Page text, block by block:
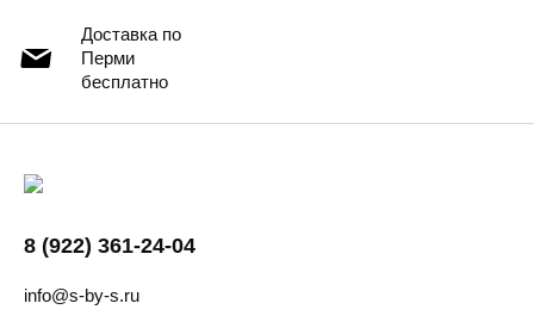
Доставка по
Перми
бесплатно
8 (922) 361-24-04
info@s-by-s.ru